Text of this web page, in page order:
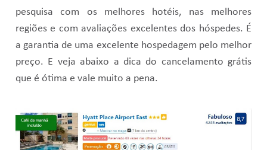
pesquisa com os melhores hotéis, nas melhores
regiões e com avaliações excelentes dos hóspedes. É
a garantia de uma excelente hospedagem pelo melhor
preço. E veja abaixo a dica do cancelamento grátis
que é ótima e vale muito a pena.